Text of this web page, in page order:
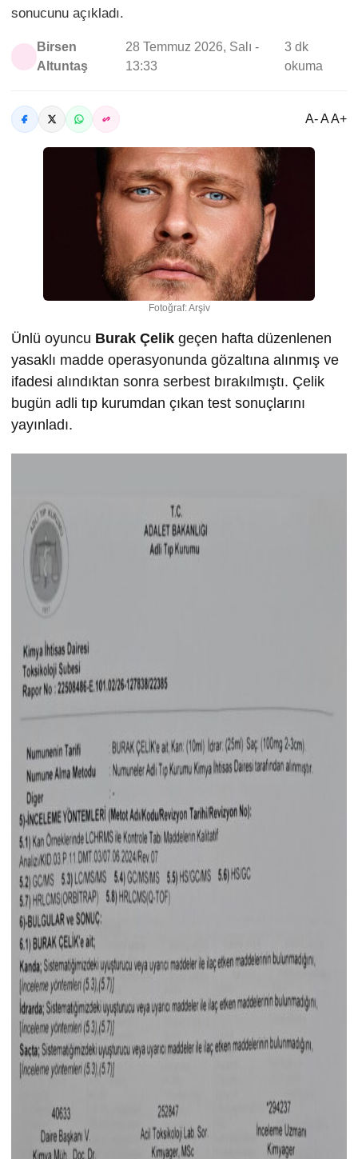
sonucunu açıkladı.
Birsen
Altuntaş
28 Temmuz 2026, Salı -
13:33
3 dk
okuma
A- A A+
Fotoğraf: Arşiv
Ünlü oyuncu Burak Çelik geçen hafta düzenlenen
yasaklı madde operasyonunda gözaltına alınmış ve
ifadesi alındıktan sonra serbest bırakılmıştı. Çelik
bugün adli tıp kurumdan çıkan test sonuçlarını
yayınladı.